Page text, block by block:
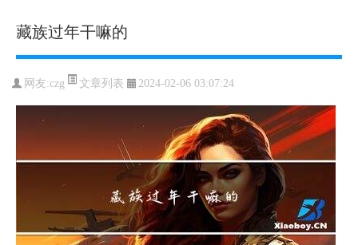
藏族过年干嘛的
网友:czg 文章列表 2024-02-06 03:07:24